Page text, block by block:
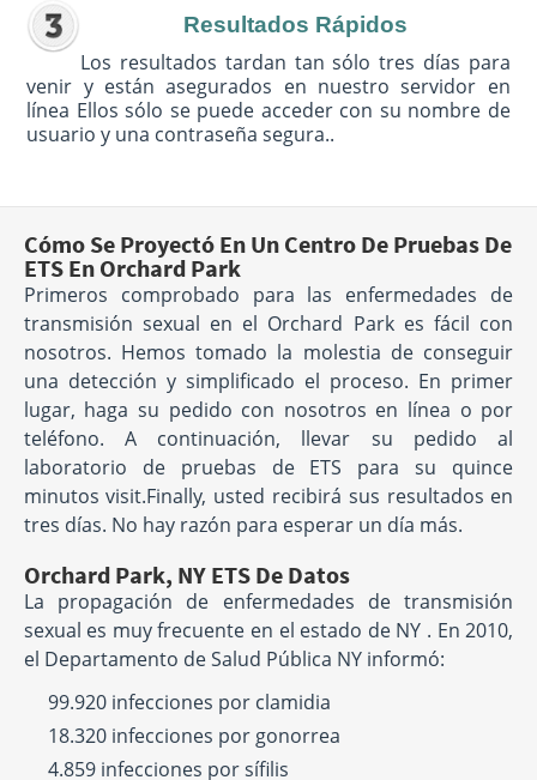
Resultados Rápidos
Los resultados tardan tan sólo tres días para
venir y están asegurados en nuestro servidor en
línea Ellos sólo se puede acceder con su nombre de
usuario y una contraseña segura..
Cómo Se Proyectó En Un Centro De Pruebas De
ETS En Orchard Park
Primeros comprobado para las enfermedades de
transmisión sexual en el Orchard Park es fácil con
nosotros. Hemos tomado la molestia de conseguir
una detección y simplificado el proceso. En primer
lugar, haga su pedido con nosotros en línea o por
teléfono. A continuación, llevar su pedido al
laboratorio de pruebas de ETS para su quince
minutos visit.Finally, usted recibirá sus resultados en
tres días. No hay razón para esperar un día más.
Orchard Park, NY ETS De Datos
La propagación de enfermedades de transmisión
sexual es muy frecuente en el estado de NY . En 2010,
el Departamento de Salud Pública NY informó:
99.920 infecciones por clamidia
18.320 infecciones por gonorrea
4.859 infecciones por sífilis